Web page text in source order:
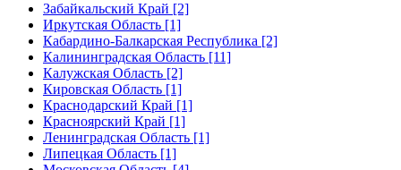
Забайкальский Край [2]
Иркутская Область [1]
Кабардино-Балкарская Республика [2]
Калининградская Область [11]
Калужская Область [2]
Кировская Область [1]
Краснодарский Край [1]
Красноярский Край [1]
Ленинградская Область [1]
Липецкая Область [1]